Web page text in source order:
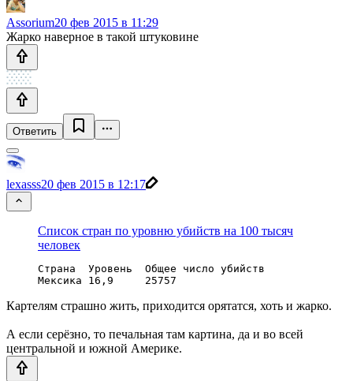
Assorium20 фев 2015 в 11:29
Жарко наверное в такой штуковине
Ответить
lexasss20 фев 2015 в 12:17
Список стран по уровню убийств на 100 тысяч
человек
Страна 	Уровень  Общее число убийств
Картелям страшно жить, приходится орятатся, хоть и жарко.
А если серёзно, то печальная там картина, да и во всей
центральной и южной Америке.